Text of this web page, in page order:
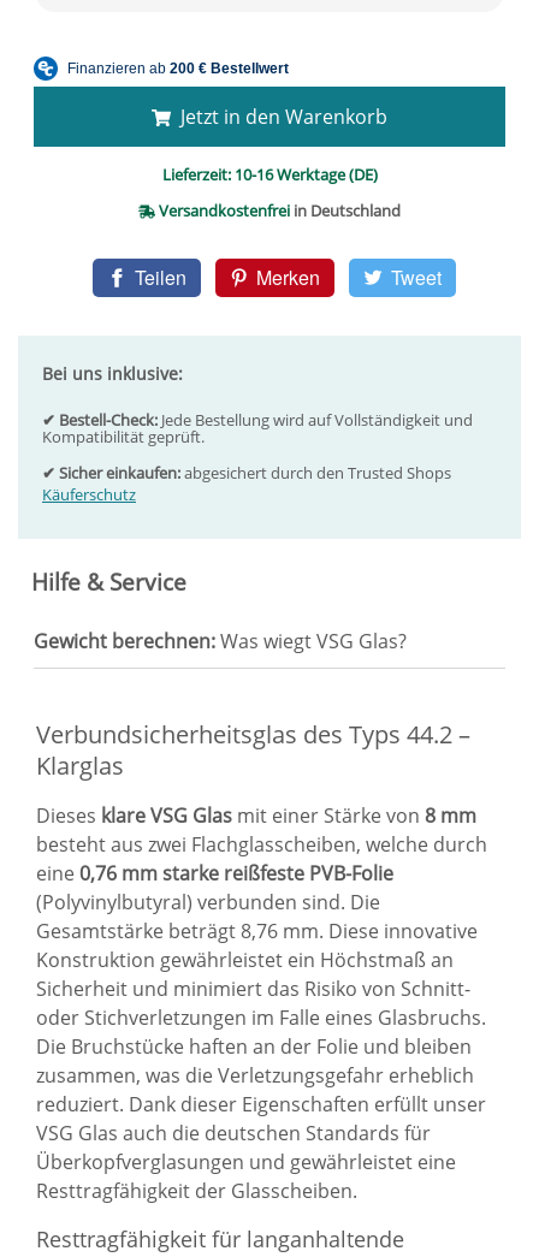
Verbundsicherheitsglas des Typs 44.2 –
Klarglas
Dieses klare VSG Glas mit einer Stärke von 8 mm
besteht aus zwei Flachglasscheiben, welche durch
eine 0,76 mm starke reißfeste PVB-Folie
(Polyvinylbutyral) verbunden sind. Die
Gesamtstärke beträgt 8,76 mm. Diese innovative
Konstruktion gewährleistet ein Höchstmaß an
Sicherheit und minimiert das Risiko von Schnitt-
oder Stichverletzungen im Falle eines Glasbruchs.
Die Bruchstücke haften an der Folie und bleiben
zusammen, was die Verletzungsgefahr erheblich
reduziert. Dank dieser Eigenschaften erfüllt unser
VSG Glas auch die deutschen Standards für
Überkopfverglasungen und gewährleistet eine
Resttragfähigkeit der Glasscheiben.
Resttragfähigkeit für langanhaltende
Hilfe & Service
Gewicht berechnen:Was wiegt VSG Glas?
Jetzt in den Warenkorb
Lieferzeit:10-16 Werktage (DE)
Versandkostenfrei in Deutschland
Teilen Merken Tweet
Bei uns inklusive:
✔ Bestell-Check: Jede Bestellung wird auf Vollständigkeit und
Kompatibilität geprüft.
✔ Sicher einkaufen:abgesichert durch den Trusted Shops
Käuferschutz